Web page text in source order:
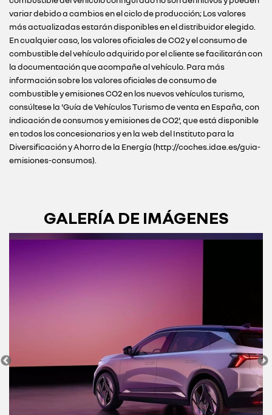
variar debido a cambios en el ciclo de producción; Los valores
más actualizadas estarán disponibles en el distribuidor elegido.
En cualquier caso, los valores oficiales de CO2 y el consumo de
combustible del vehículo adquirido por el cliente se facilitarán con
la documentación que acompañe al vehículo. Para más
información sobre los valores oficiales de consumo de
combustible y emisiones CO2 en los nuevos vehículos turismo,
consúltese la 'Guía de Vehículos Turismo de venta en España, con
indicación de consumos y emisiones de CO2', que está disponible
en todos los concesionarios y en la web del Instituto para la
Diversificación y Ahorro de la Energía (http://coches.idae.es/guia-
emisiones-consumos).
GALERÍA DE IMÁGENES